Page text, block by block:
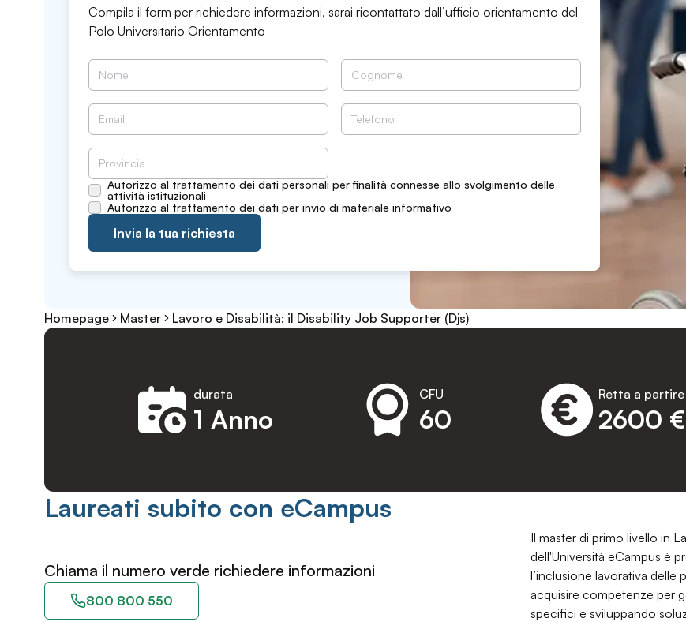
Compila il form per richiedere informazioni, sarai ricontattato dall’ufficio orientamento del
Polo Universitario Orientamento
Autorizzo al trattamento dei dati personali per finalità connesse allo svolgimento delle
attività istituzionali
Autorizzo al trattamento dei dati per invio di materiale informativo
Invia la tua richiesta
Homepage Master Lavoro e Disabilità: il Disability Job Supporter (Djs)
1 Anno
durata
60
CFU
2600 €
Retta a
Laureati subito con eCampus
Chiama il numero verde richiedere informazioni
800 800 550
Il master di primo livello in
dell'Università eCampus è
l’inclusione lavorativa delle
acquisire competenze per
specifici e sviluppando